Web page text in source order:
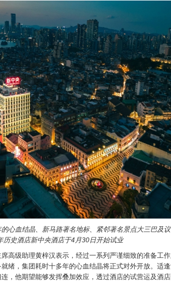
心血结晶、新马路著名地标、紧邻著名景点大三巴及
历史酒店新中央酒店于4月30日开始试业
高级助理黄梓汉表示，经过一系列严谨细致的准备工作
绪，集团耗时十多年的心血结晶将正式对外开放。适
，他期望能够发挥叠加效应，透过酒店的试营运及酒